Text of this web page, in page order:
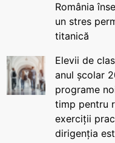
România
un stres
titanică
Elevii de
anul școlar
programe
timp pentru
exerciții
dirigenția